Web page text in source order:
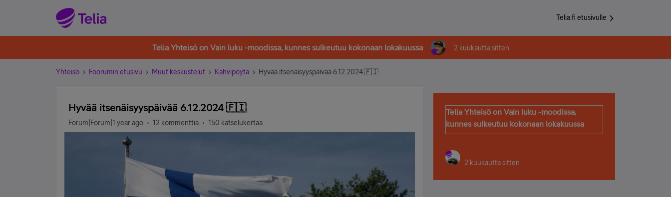
Telia.fi etusivulle
Telia Yhteisö on Vain luku -moodissa, kunnes sulkeutuu kokonaan lokakuussa 2 kuukautta sitten
Yhteisö Foorumin etusivu Muut keskustelut Kahvipöytä Hyvää itsenäisyyspäivää 6.12.2024 🇫🇮
Hyvää itsenäisyyspäivää 6.12.2024 🇫🇮
Forum|Forum|1 year ago 12 kommenttia 150 katselukertaa
Telia Yhteisö on Vain luku -moodissa,
kunnes sulkeutuu kokonaan lokakuussa
2 kuukautta sitten